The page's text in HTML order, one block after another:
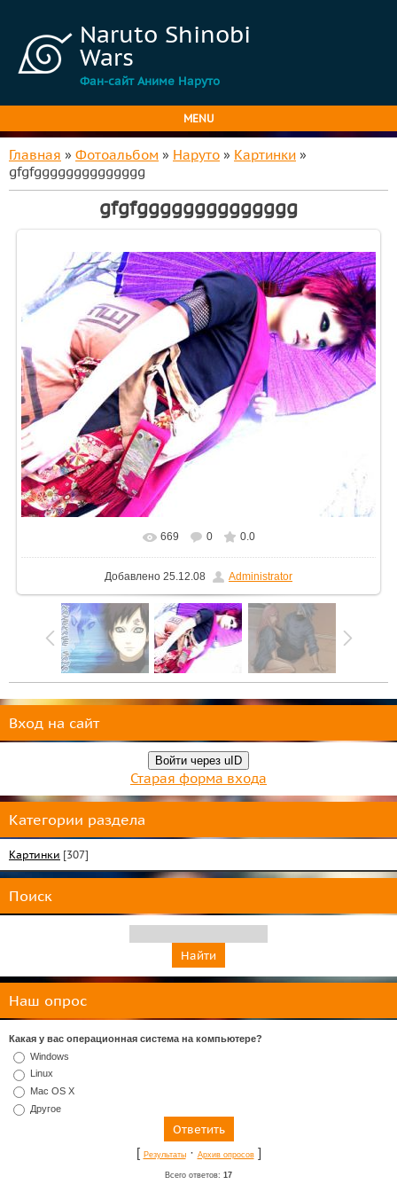
Naruto Shinobi
Wars
Фан-сайт Аниме Наруто
MENU
Главная » Фотоальбом » Наруто » Картинки »
gfgfgggggggggggggg
gfgfgggggggggggggg
669 0 0.0
Добавлено 25.12.08 Administrator
Вход на сайт
Войти через uID
Старая форма входа
Категории раздела
Картинки [307]
Поиск
Наш опрос
Какая у вас операционная система на компьютере?
Windows
Linux
Mac OS X
Другое
[ Результаты· Архив опросов]
Всего ответов: 17